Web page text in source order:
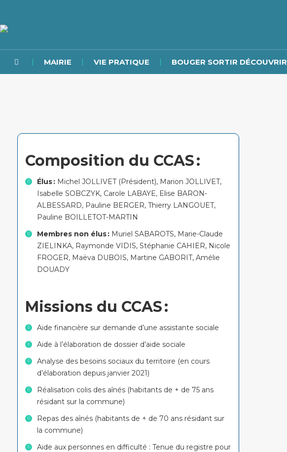
MAIRIE VIE PRATIQUE BOUGER SORTIR DÉCOUVRIR
Composition du CCAS :
Élus: Michel JOLLIVET (Président), Marion JOLLIVET,
Isabelle SOBCZYK, Carole LABAYE, Elise BARON-
ALBESSARD, Pauline BERGER, Thierry LANGOUET,
Pauline BOILLETOT-MARTIN
Membres non élus : Muriel SABAROTS, Marie-Claude
ZIELINKA, Raymonde VIDIS, Stéphanie CAHIER, Nicole
FROGER, Maëva DUBOIS, Martine GABORIT, Amélie
DOUADY
Missions du CCAS :
Aide financière sur demande d’une assistante sociale
Aide à l’élaboration de dossier d’aide sociale
Analyse des besoins sociaux du territoire (en cours
d’élaboration depuis janvier 2021)
Réalisation colis des aînés (habitants de + de 75 ans
résidant sur la commune)
Repas des aînés (habitants de + de 70 ans résidant sur
la commune)
Aide aux personnes en difficulté : Tenue du registre pour